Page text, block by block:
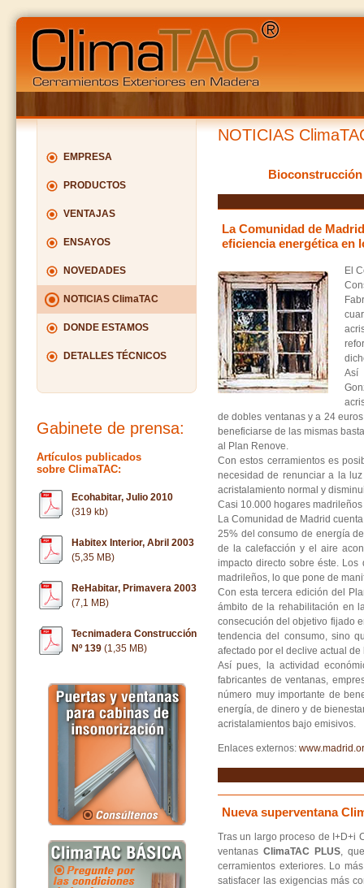
EMPRESA
PRODUCTOS
VENTAJAS
ENSAYOS
NOVEDADES
NOTICIAS ClimaTAC
DONDE ESTAMOS
DETALLES TÉCNICOS
Gabinete de prensa:
Artículos publicados
sobre ClimaTAC:
Ecohabitar, Julio 2010
(319 kb)
Habitex Interior, Abril 2003
(5,35 MB)
ReHabitar, Primavera 2003
(7,1 MB)
Tecnimadera Construcción
Nº 139 (1,35 MB)
NOTICIAS
La Comunidad de
eficiencia energética en
El
Así
de dobles ventanas y a 24
beneficiarse de las mismas
al Plan Renove.
Con estos cerramientos es
necesidad de renunciar a la
acristalamiento normal y
Casi 10.000 hogares
La Comunidad de Madrid
25% del consumo de energía
de la calefacción y el aire
impacto directo sobre éste.
madrileños, lo que pone de
Con esta tercera edición del
ámbito de la rehabilitación en
consecución del objetivo fijado
tendencia del consumo, sino
afectado por el declive actual de
Así pues, la actividad
fabricantes de ventanas,
número muy importante de
energía, de dinero y de
acristalamientos bajo emisivos.
Enlaces externos:
Nueva superventana
Tras un largo proceso de I+D+i
ventanasClimaTAC PLUS,
cerramientos exteriores. Lo
satisfacer las exigencias más